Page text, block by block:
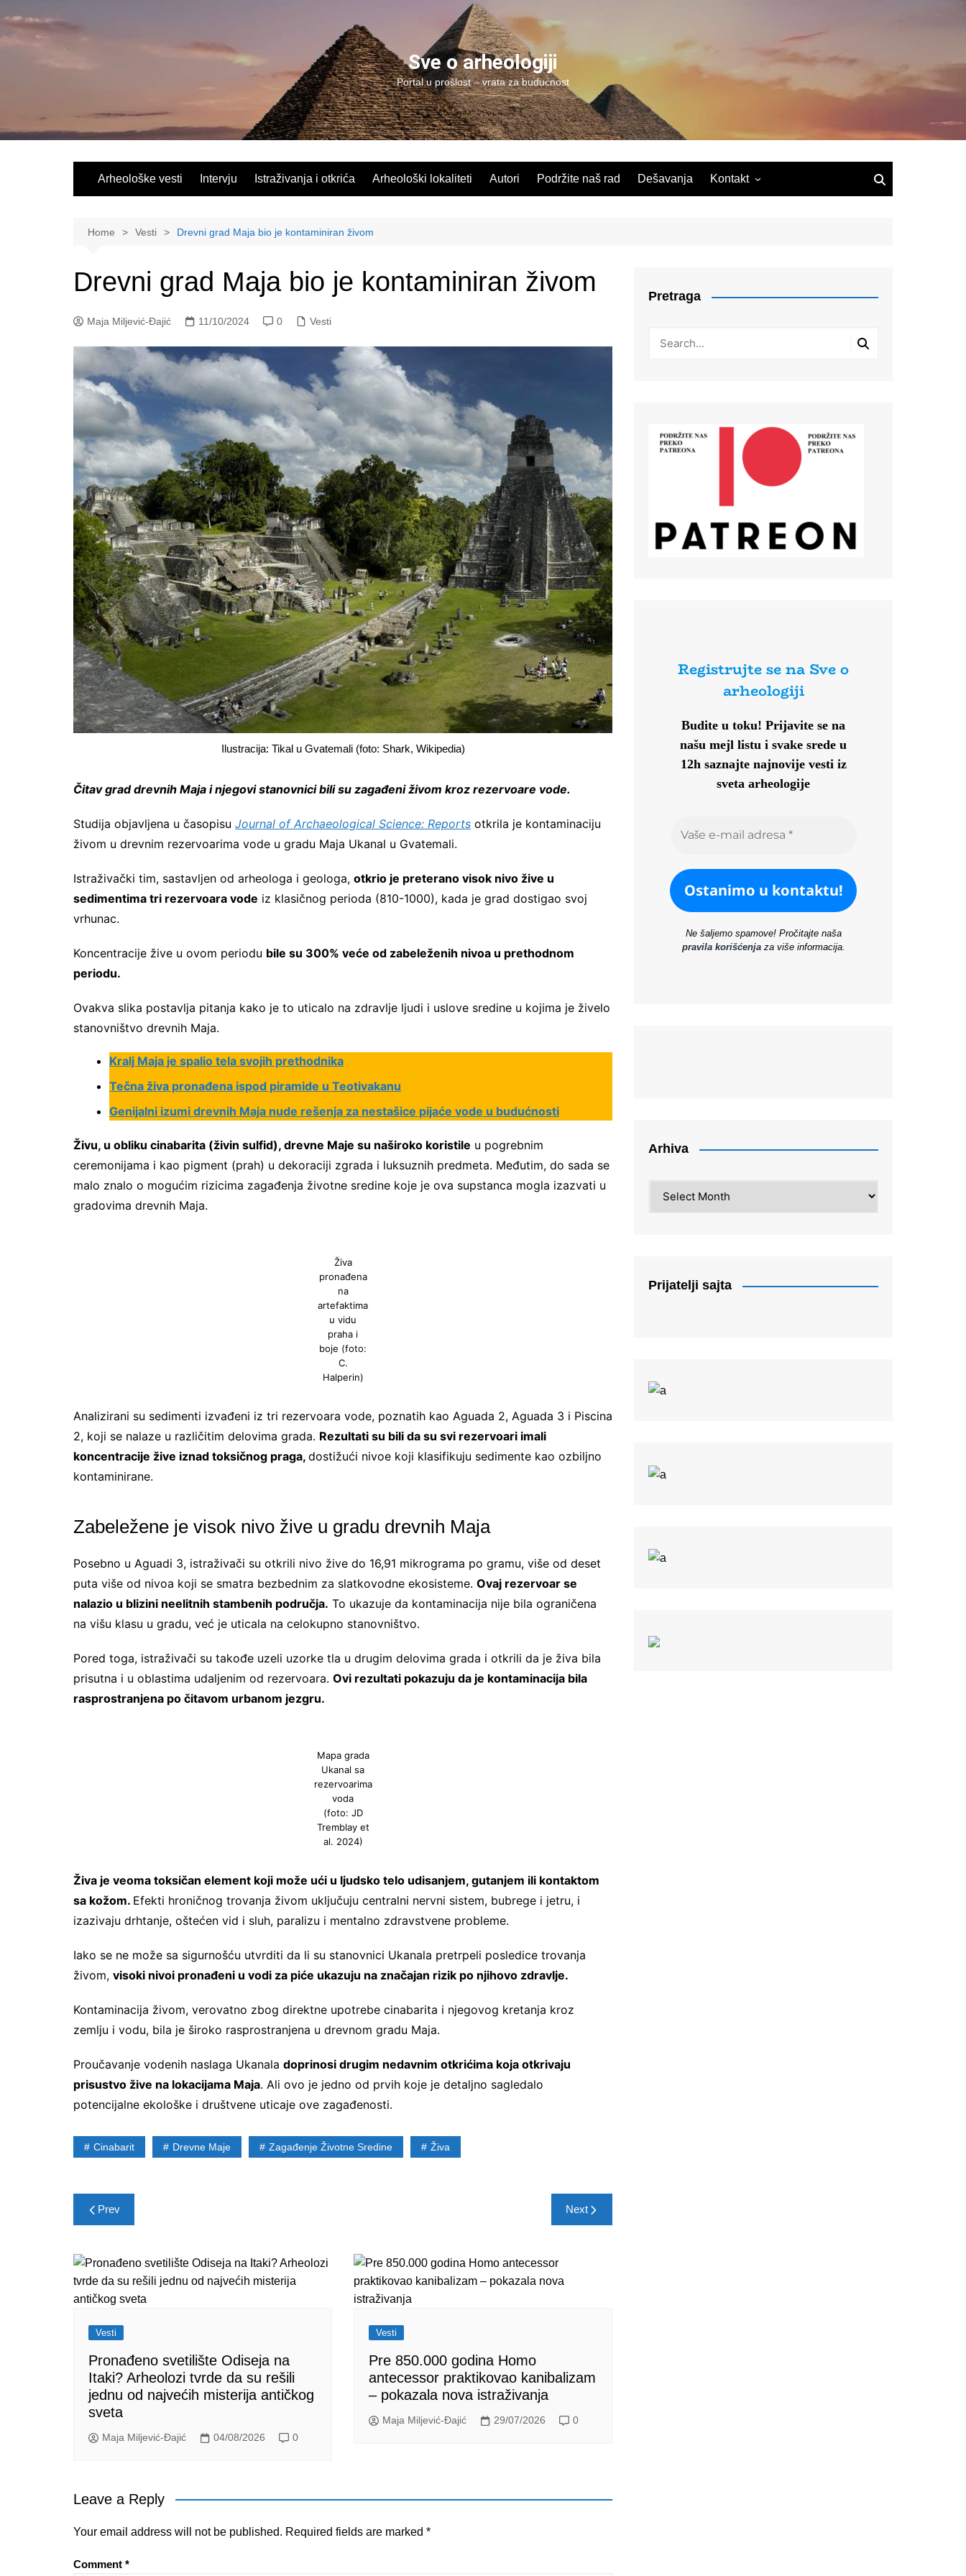
Sve o arheologiji
Portal u prošlost – vrata za budućnost
Arheološke vesti Intervju Istraživanja i otkrića Arheološki lokaliteti Autori Podržite naš rad Dešavanja Kontakt
Home Vesti Drevni grad Maja bio je kontaminiran živom
Drevni grad Maja bio je kontaminiran živom
Maja Miljević-Đajić 11/10/2024 0 Vesti
Ilustracija: Tikal u Gvatemali (foto: Shark, Wikipedia)
Čitav grad drevnih Maja i njegovi stanovnici bili su zagađeni živom kroz rezervoare vode.
Studija objavljena u časopisu Journal of Archaeological Science: Reports otkrila je kontaminaciju
živom u drevnim rezervoarima vode u gradu Maja Ukanal u Gvatemali.
Istraživački tim, sastavljen od arheologa i geologa, otkrio je preterano visok nivo žive u
sedimentima tri rezervoara vode iz klasičnog perioda (810-1000), kada je grad dostigao svoj
vrhunac.
Koncentracije žive u ovom periodu bile su 300% veće od zabeleženih nivoa u prethodnom
periodu.
Ovakva slika postavlja pitanja kako je to uticalo na zdravlje ljudi i uslove sredine u kojima je živelo
stanovništvo drevnih Maja.
Kralj Maja je spalio tela svojih prethodnika
Tečna živa pronađena ispod piramide u Teotivakanu
Genijalni izumi drevnih Maja nude rešenja za nestašice pijaće vode u budućnosti
Živu, u obliku cinabarita (živin sulfid), drevne Maje su naširoko koristile u pogrebnim
ceremonijama i kao pigment (prah) u dekoraciji zgrada i luksuznih predmeta. Međutim, do sada se
malo znalo o mogućim rizicima zagađenja životne sredine koje je ova supstanca mogla izazvati u
gradovima drevnih Maja.
Živa
pronađena
na
artefaktima
u vidu
praha i
boje (foto:
C.
Halperin)
Analizirani su sedimenti izvađeni iz tri rezervoara vode, poznatih kao Aguada 2, Aguada 3 i Piscina
2, koji se nalaze u različitim delovima grada. Rezultati su bili da su svi rezervoari imali
koncentracije žive iznad toksičnog praga, dostižući nivoe koji klasifikuju sedimente kao ozbiljno
kontaminirane.
Zabeležene je visok nivo žive u gradu drevnih Maja
Posebno u Aguadi 3, istraživači su otkrili nivo žive do 16,91 mikrograma po gramu, više od deset
puta više od nivoa koji se smatra bezbednim za slatkovodne ekosisteme. Ovaj rezervoar se
nalazio u blizini neelitnih stambenih područja. To ukazuje da kontaminacija nije bila ograničena
na višu klasu u gradu, već je uticala na celokupno stanovništvo.
Pored toga, istraživači su takođe uzeli uzorke tla u drugim delovima grada i otkrili da je živa bila
prisutna i u oblastima udaljenim od rezervoara. Ovi rezultati pokazuju da je kontaminacija bila
rasprostranjena po čitavom urbanom jezgru.
Mapa grada
Ukanal sa
rezervoarima
voda
(foto: JD
Tremblay et
al. 2024)
Živa je veoma toksičan element koji može ući u ljudsko telo udisanjem, gutanjem ili kontaktom
sa kožom. Efekti hroničnog trovanja živom uključuju centralni nervni sistem, bubrege i jetru, i
izazivaju drhtanje, oštećen vid i sluh, paralizu i mentalno zdravstvene probleme.
Iako se ne može sa sigurnošću utvrditi da li su stanovnici Ukanala pretrpeli posledice trovanja
živom, visoki nivoi pronađeni u vodi za piće ukazuju na značajan rizik po njihovo zdravlje.
Kontaminacija živom, verovatno zbog direktne upotrebe cinabarita i njegovog kretanja kroz
zemlju i vodu, bila je široko rasprostranjena u drevnom gradu Maja.
Proučavanje vodenih naslaga Ukanala doprinosi drugim nedavnim otkrićima koja otkrivaju
prisustvo žive na lokacijama Maja. Ali ovo je jedno od prvih koje je detaljno sagledalo
potencijalne ekološke i društvene uticaje ove zagađenosti.
Budite u toku!Prijavite se na našu
saznajte najnovije vesti iz sveta
arheologije
Cinabarit Drevne Maje Zagađenje Životne Sredine Živa
Post
navigation
Prev Next
Vesti
Pronađeno svetilište Odiseja na
Itaki? Arheolozi tvrde da su rešili
jednu od najvećih misterija antičkog
sveta
Maja Miljević-Đajić 04/08/2026 0
Vesti
Pre 850.000 godina Homo
antecessor praktikovao kanibalizam
– pokazala nova istraživanja
Maja Miljević-Đajić 29/07/2026 0
Leave a Reply
Your email address will not be published. Required fields are marked *
Comment *
Pretraga
Registrujte se na Sve o
arheologiji
Budite u toku! Prijavite se na
našu mejl listu i svake srede u
12h saznajte najnovije vesti iz
sveta arheologije
Ne šaljemo spamove! Pročitajte naša
pravila korišćenjaza više informacija.
Arhiva
Prijatelji sajta